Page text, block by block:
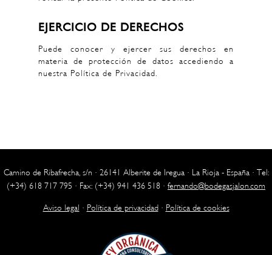
EJERCICIO DE DERECHOS
Puede conocer y ejercer sus derechos en
materia de protección de datos accediendo a
nuestra Política de Privacidad.
Camino de Ribafrecha, s/n · 26141 Alberite de Iregua · La Rioja - España · Tel:
(+34) 618 717 795 · Fax: (+34) 941 436 518 · fernando@bodegasjalon.com
Aviso legal · Política de privacidad· Política de cookies